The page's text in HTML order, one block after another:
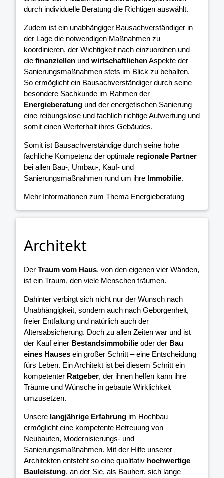
durch individuelle Beratung die Richtigen auswählt.
Zudem ist ein unabhängiger Bausachverständiger in
der Lage die notwendigen Maßnahmen zu
koordinieren, der Wichtigkeit nach einzuordnen und
die finanziellen und wirtschaftlichenAspekte der
Sanierungsmaßnahmen stets im Blick zu behalten.
So ermöglicht ein Bausachverständiger durch seine
besondere Sachkunde im Rahmen der
Energieberatung und der energetischen Sanierung
eine reibungslose und fachlich richtige Aufwertung und
somit einen Werterhalt ihres Gebäudes.
Somit ist Bausachverständige durch seine hohe
fachliche Kompetenz der optimale regionale Partner
bei allen Bau-, Umbau-, Kauf- und
Sanierungsmaßnahmen rund um ihre Immobilie.
Mehr Informationen zum Thema Energieberatung
Architekt
Der Traum vom Haus, von den eigenen vier Wänden,
ist ein Traum, den viele Menschen träumen.
Dahinter verbirgt sich nicht nur der Wunsch nach
Unabhängigkeit, sondern auch nach Geborgenheit,
freier Entfaltung und natürlich auch der
Altersabsicherung. Doch zu allen Zeiten war und ist
der Kauf einer Bestandsimmobilie oder der Bau
eines Hauses ein großer Schritt – eine Entscheidung
fürs Leben. Ein Architekt ist bei diesem Schritt ein
kompetenter Ratgeber, der ihnen helfen kann ihre
Träume und Wünsche in gebaute Wirklichkeit
umzusetzen.
Unsere langjährige Erfahrung im Hochbau
ermöglicht eine kompetente Betreuung von
Neubauten, Modernisierungs- und
Sanierungsmaßnahmen. Mit der Hilfe unserer
Architekten entsteht so eine qualitativ hochwertige
Bauleistung, an der Sie, als Bauherr, sich lange